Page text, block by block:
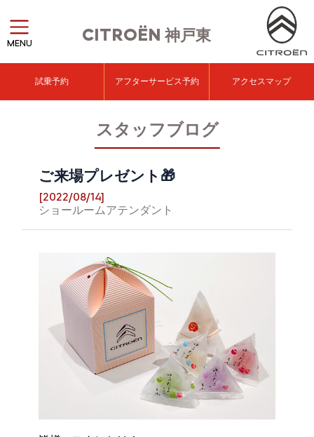
CITROËN神戸東
MENU
試乗予約 アフターサービス予約 アクセスマップ
スタッフブログ
ご来場プレゼント🎁
[2022/08/14]
ショールームアテンダント